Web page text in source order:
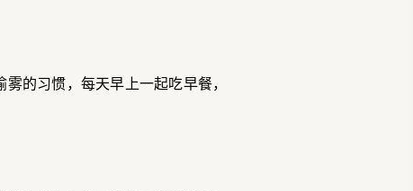
的习惯，每天早上一起吃早餐，